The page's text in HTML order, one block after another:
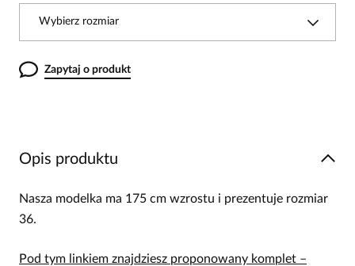
Wybierz rozmiar
Zapytaj o produkt
Opis produktu
Nasza modelka ma 175 cm wzrostu i prezentuje rozmiar
36.
Pod tym linkiem znajdziesz proponowany komplet –